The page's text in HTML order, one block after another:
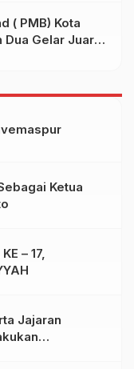
( PMB) Kota
Dua Gelar Juara
Ketua
Jajaran